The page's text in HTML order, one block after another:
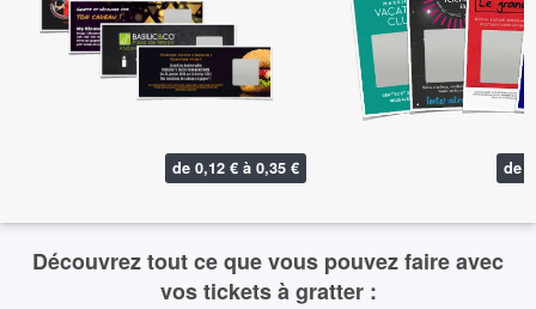
de 0,12 € à 0,35 € de
Découvrez tout ce que vous pouvez faire avec
vos tickets à gratter :